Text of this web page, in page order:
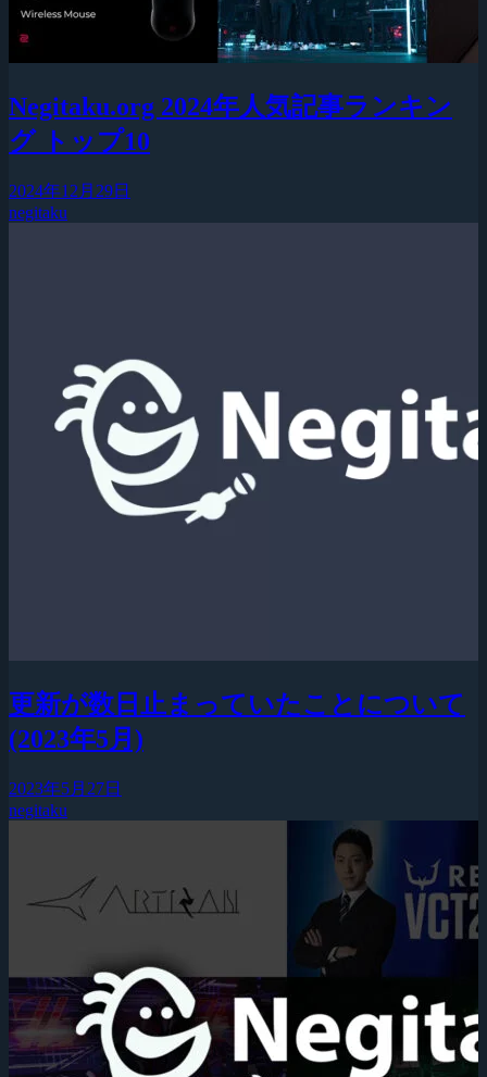
Negitaku.org 2024年人気記事ランキン
グ トップ10
2024年12月29日
negitaku
更新が数日止まっていたことについて
(2023年5月)
2023年5月27日
negitaku